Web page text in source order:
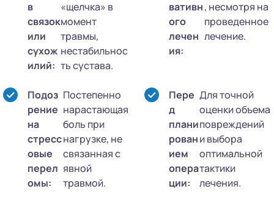
в
связок
или
сухож
илий:
«щелчка» в
момент
травмы,
нестабильнос
ть сустава.
вативн
ого
лечен
ия:
, несмотря на
проведенное
лечение.
Подоз
рение
на
стресс
овые
перел
омы:
Постепенно
нарастающая
боль при
нагрузке, не
связанная с
явной
травмой.
Пере
д
плани
рован
ием
опера
ции:
Для точной
оценки объема
повреждений
и выбора
оптимальной
тактики
лечения.